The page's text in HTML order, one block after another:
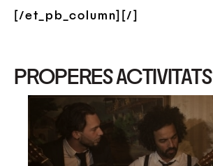
[/et_pb_column][/]
PROPERES ACTIVITATS